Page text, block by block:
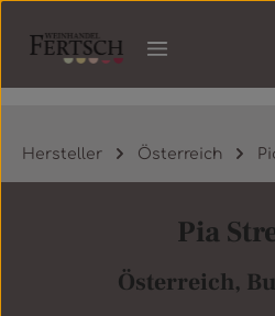
Hersteller Österreich
Pia
Österreich,